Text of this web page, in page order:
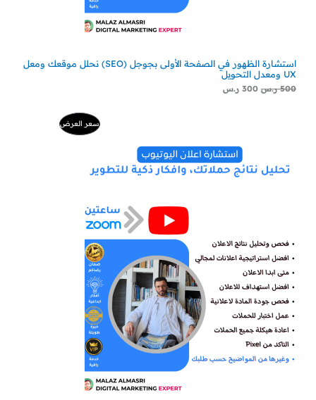
استشارة الظهور في الصفحة الأولى بجوجل (SEO) نحلل موقعك ومعل
UX ومعدل التحويل
500 ر.س 300 ر.س
سعر العرضمنتج
229 ر.س.